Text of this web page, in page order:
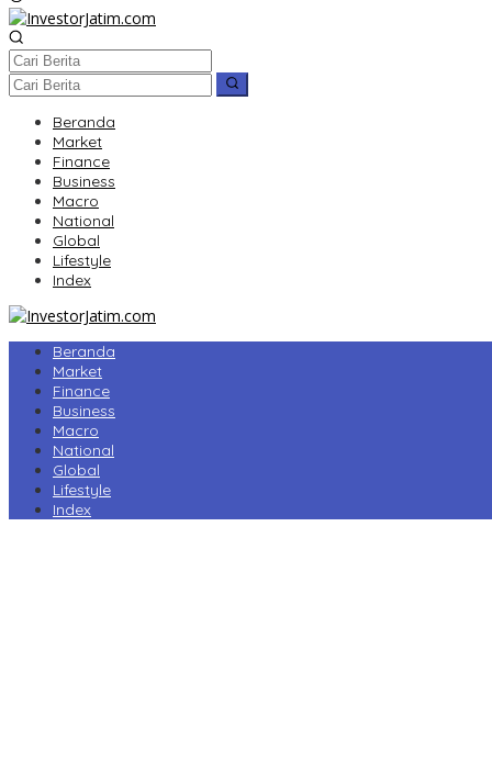
Beranda
Market
Finance
Business
Macro
National
Global
Lifestyle
Index
Beranda
Market
Finance
Business
Macro
National
Global
Lifestyle
Index